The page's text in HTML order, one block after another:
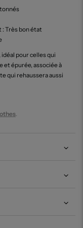
: Très bon état
pour celles qui
et épurée, associée à
qui rehaussera aussi
d’un col tailleur
.